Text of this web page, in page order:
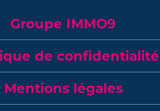
Groupe IMMO9
de confidentialité
Mentions légales